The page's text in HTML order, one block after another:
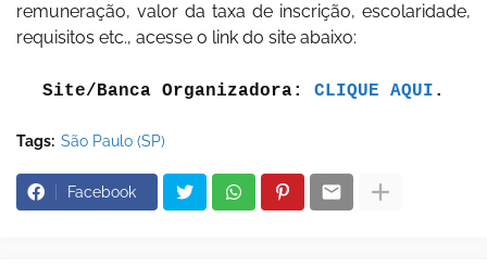
remuneração, valor da taxa de inscrição, escolaridade,
requisitos etc., acesse o link do site abaixo:
Site/Banca Organizadora: CLIQUE AQUI .
Tags: São Paulo (SP)
Facebook